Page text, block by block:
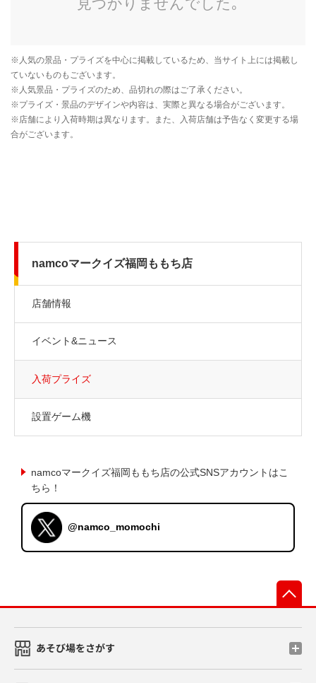
namcoマークイズ福岡ももち店
店舗情報
イベント&ニュース
入荷プライズ
設置ゲーム機
namcoマークイズ福岡ももち店の公式SNSアカウントはこ
ちら！
@namco_momochi
あそび場をさがす